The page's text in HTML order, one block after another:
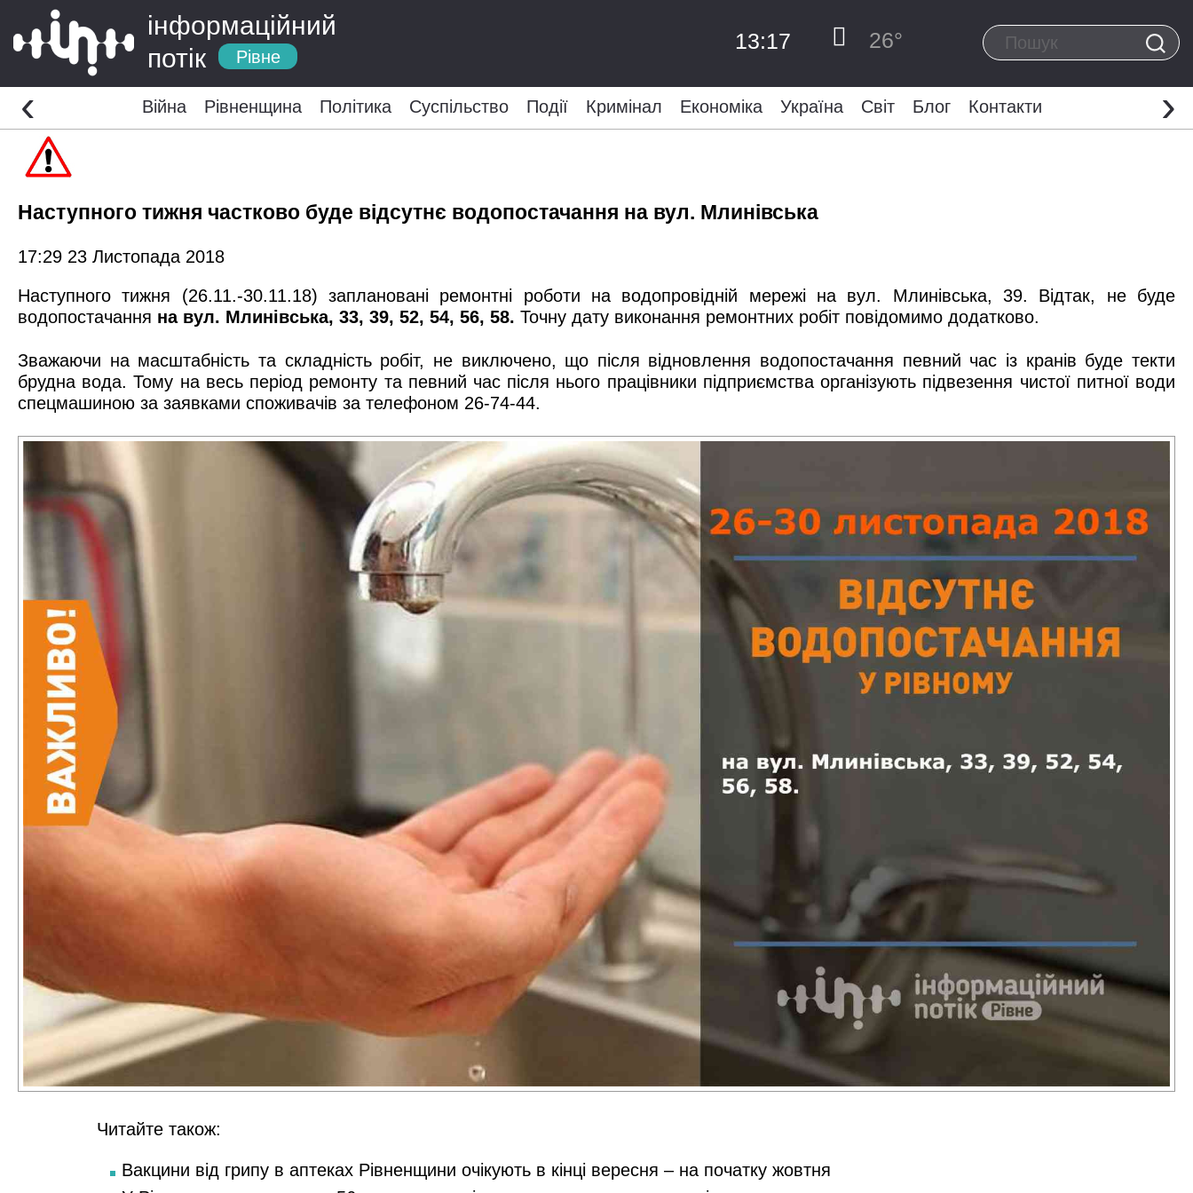
інформаційний
потік
Рівне
13:17 26°
Війна Рівненщина Політика Суспільство Події Кримінал Економіка Україна Світ Блог Контакти
‹ ›
Наступного тижня частково буде відсутнє водопостачання на вул. Млинівська
17:29 23 Листопада 2018
Наступного тижня (26.11.-30.11.18) заплановані ремонтні роботи на водопровідній мережі на вул. Млинівська, 39. Відтак, не буде
водопостачання на вул. Млинівська, 33, 39, 52, 54, 56, 58. Точну дату виконання ремонтних робіт повідомимо додатково.
Зважаючи на масштабність та складність робіт, не виключено, що після відновлення водопостачання певний час із кранів буде текти
брудна вода. Тому на весь період ремонту та певний час після нього працівники підприємства організують підвезення чистої питної води
спецмашиною за заявками споживачів за телефоном 26-74-44.
Читайте також:
Вакцини від грипу в аптеках Рівненщини очікують в кінці вересня – на початку жовтня